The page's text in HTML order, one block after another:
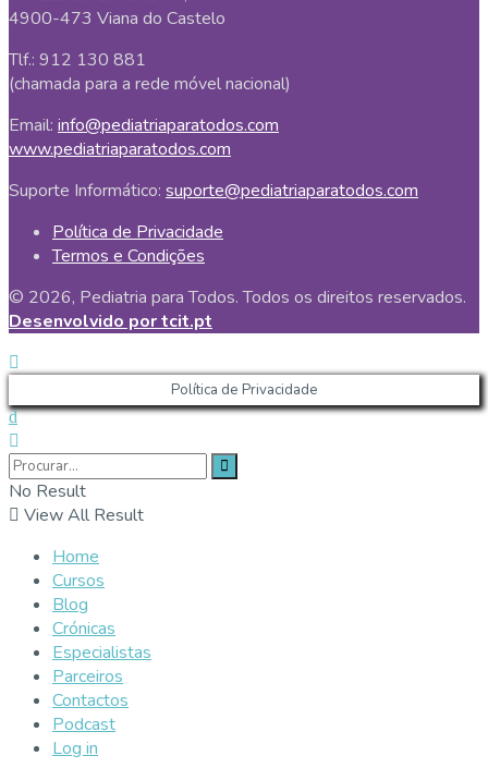
4900-473 Viana do Castelo
Tlf.: 912 130 881
(chamada para a rede móvel nacional)
Email: info@pediatriaparatodos.com
www.pediatriaparatodos.com
Suporte Informático: suporte@pediatriaparatodos.com
Política de Privacidade
Termos e Condições
© 2026, Pediatria para Todos. Todos os direitos reservados.
Desenvolvido por tcit.pt
Política de Privacidade
No Result
View All Result
Home
Cursos
Blog
Crónicas
Especialistas
Parceiros
Contactos
Podcast
Log in